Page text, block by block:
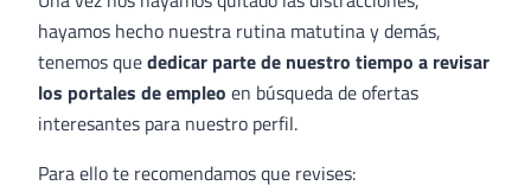
hayamos hecho nuestra rutina matutina y demás,
tenemos quededicar parte de nuestro tiempo a revisar
los portales de empleo en búsqueda de ofertas
interesantes para nuestro perfil.
Para ello te recomendamos que revises: